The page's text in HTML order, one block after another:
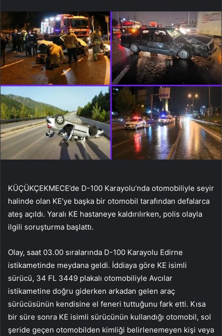
KÜÇÜKÇEKMECE’de D-100 Karayolu’nda otomobiliyle seyir
halinde olan KE’ye başka bir otomobil tarafından defalarca
ateş açıldı. Yaralı KE hastaneye kaldırılırken, polis olayla
ilgili soruşturma başlattı.
Olay, saat 03.00 sıralarında D-100 Karayolu Edirne
istikametinde meydana geldi. İddiaya göre KE isimli
sürücü, 34 FL 3449 plakalı otomobiliyle Avcılar
istikametine doğru giderken arkadan gelen araç
sürücüsünün kendisine el feneri tuttuğunu fark etti. Kısa
bir süre sonra KE isimli sürücünün kullandığı otomobil, sol
şeride geçen otomobilden kimliği belirlenemeyen kişi veya